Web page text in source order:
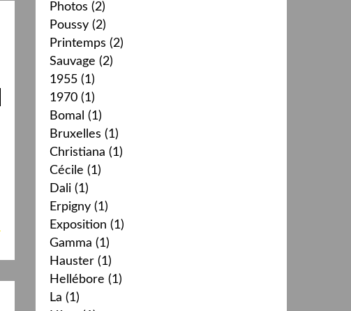
Photos (2)
Poussy (2)
Printemps (2)
Sauvage (2)
1955 (1)
1970 (1)
Bomal (1)
Bruxelles (1)
Christiana (1)
Cécile (1)
Dali (1)
Erpigny (1)
Exposition (1)
Gamma (1)
Hauster (1)
Hellébore (1)
La (1)